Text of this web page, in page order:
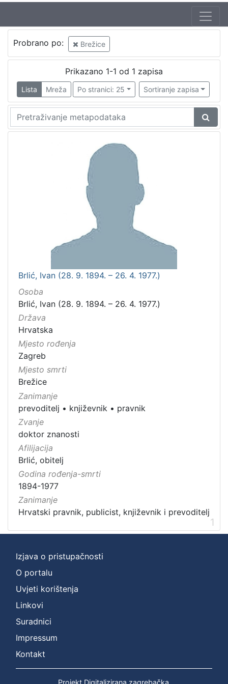
Probrano po: Brežice
Prikazano 1-1 od 1 zapisa
Lista Mreža Po stranici: 25 Sortiranje zapisa
Brlić, Ivan (28. 9. 1894. – 26. 4. 1977.)
Osoba
Brlić, Ivan (28. 9. 1894. – 26. 4. 1977.)
Država
Hrvatska
Mjesto rođenja
Zagreb
Mjesto smrti
Brežice
Zanimanje
prevoditelj • književnik • pravnik
Zvanje
doktor znanosti
Afilijacija
Brlić, obitelj
Godina rođenja-smrti
1894-1977
Zanimanje
Hrvatski pravnik, publicist, književnik i prevoditelj
1
Izjava o pristupačnosti
O portalu
Uvjeti korištenja
Linkovi
Suradnici
Impressum
Kontakt
Projekt Digitalizirana zagrebačka